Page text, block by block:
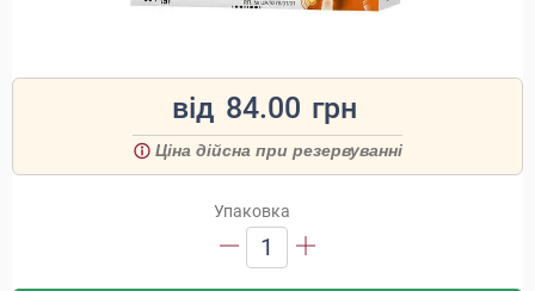
від 84.00 грн
Ціна дійсна при резервуванні
Упаковка
1